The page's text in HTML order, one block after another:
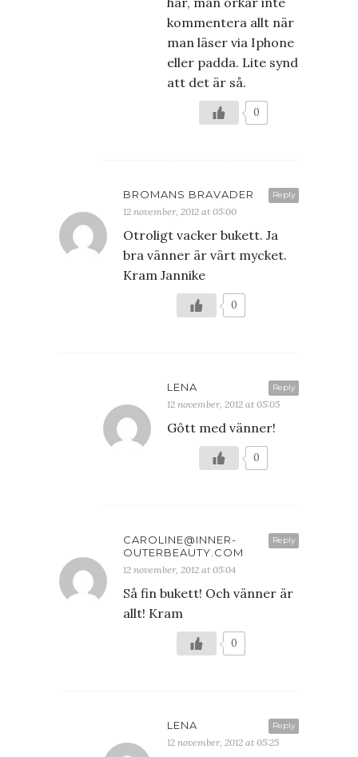
kommentera allt när
man läser via Iphone
eller padda. Lite synd
att det är så.
0
Reply
BROMANS BRAVADER
12 november, 2012 at 05:00
Otroligt vacker bukett. Ja
bra vänner är värt mycket.
Kram Jannike
0
Reply
LENA
12 november, 2012 at 05:05
Gôtt med vänner!
0
Reply
CAROLINE@INNER-
OUTERBEAUTY.COM
12 november, 2012 at 05:04
Så fin bukett! Och vänner är
allt! Kram
0
Reply
LENA
12 november, 2012 at 05:25